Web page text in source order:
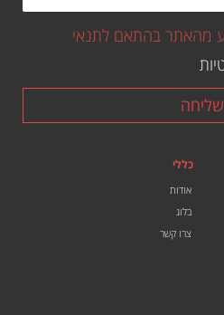
מהאתר בהתאם לתנאי
שליחה
כללי
אודות
בלוג
צרו קשר